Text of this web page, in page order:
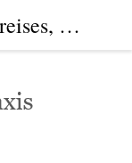
Rheumatischen Formenkreises, Fibromyalgie - Praxis Traditionelle Chinesische Medizin TCM , Moos-Radolfzell am Bodensee, Höri, Hegau